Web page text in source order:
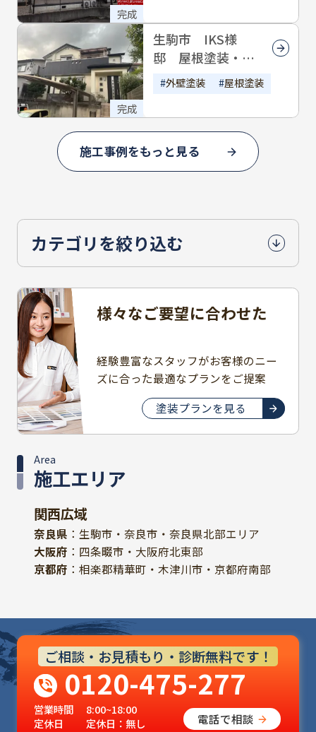
完成
完成
生駒市 IKS様
邸 屋根塗装・外
壁塗装
外壁塗装 屋根塗装
施工事例をもっと見る
カテゴリを絞り込む
様々なご要望に合わせた
経験豊富なスタッフがお客様のニー
ズに合った最適なプランをご提案
塗装プランを見る
施工エリア
Area
関西広域
奈良県 ：生駒市・奈良市・奈良県北部エリア
大阪府 ：四条畷市・大阪府北東部
京都府 ：相楽郡精華町・木津川市・京都府南部
ご相談・お見積もり・診断無料です！
0120-475-277
営業時間
8:00~18:00
定休日
定休日：無し 電話で相談